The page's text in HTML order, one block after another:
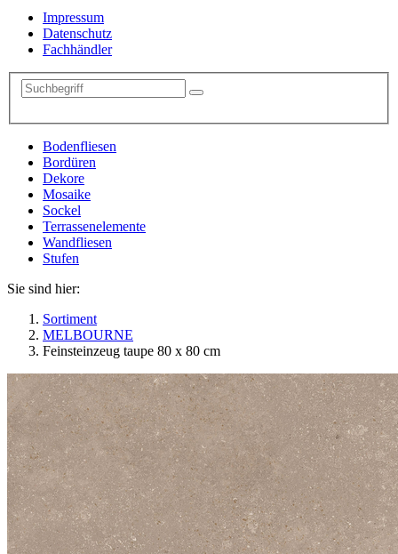
Impressum
Datenschutz
Fachhändler
Bodenfliesen
Bordüren
Dekore
Mosaike
Sockel
Terrassenelemente
Wandfliesen
Stufen
Sie sind hier:
Sortiment
MELBOURNE
Feinsteinzeug taupe 80 x 80 cm